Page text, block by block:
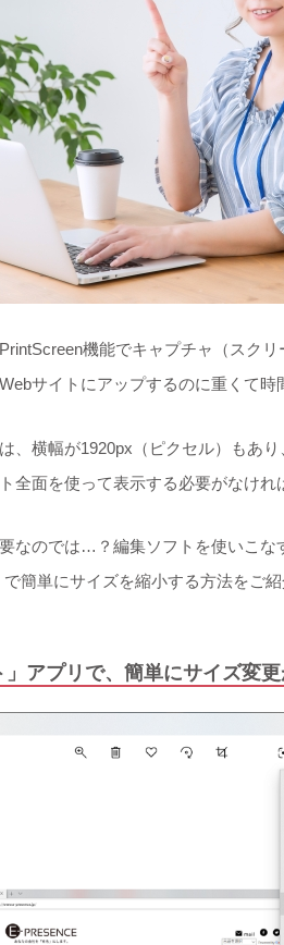
機能でキャプチャ（スク
サイトにアップするのに重くて
横幅が1920px（ピクセル）もあ
全面を使って表示する必要がなけれ
なのでは…？編集ソフトを使いこ
で簡単にサイズを縮小する方法をご紹
アプリで、簡単にサイズ変